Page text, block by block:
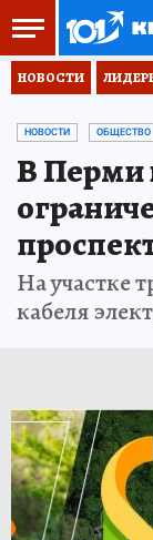
НОВОСТИ
НОВОСТИ ОБЩЕСТВО
В Перми
На участке
кабеля